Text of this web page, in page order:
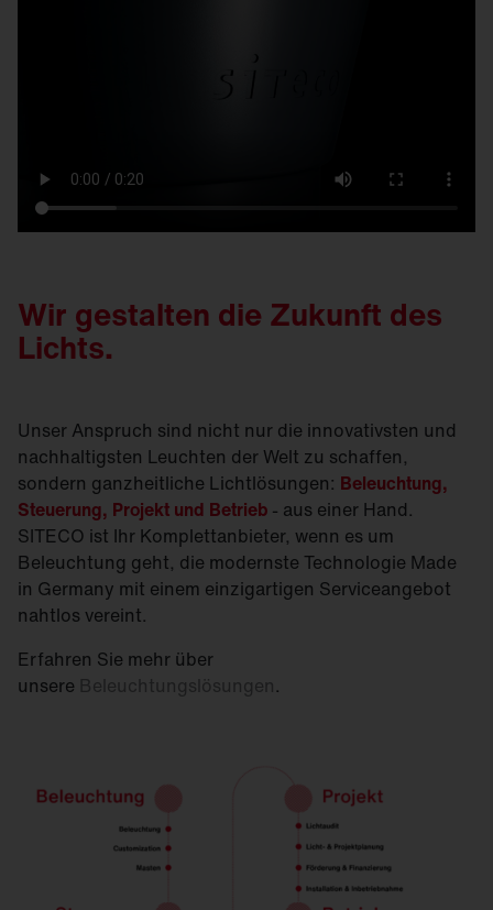
Wir gestalten die Zukunft des
Lichts.
Unser Anspruch sind nicht nur die innovativsten und
nachhaltigsten Leuchten der Welt zu schaffen,
sondern ganzheitliche Lichtlösungen: Beleuchtung,
Steuerung, Projekt und Betrieb - aus einer Hand.
SITECO ist Ihr Komplettanbieter, wenn es um
Beleuchtung geht, die modernste Technologie Made
in Germany mit einem einzigartigen Serviceangebot
nahtlos vereint.
Erfahren Sie mehr über
unsere Beleuchtungslösungen.